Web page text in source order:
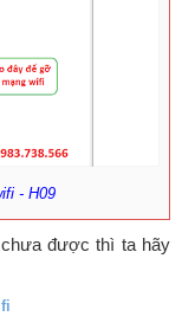
- H09
được thì ta hãy